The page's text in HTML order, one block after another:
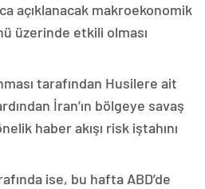
açıklanacak makroekonomik
üzerinde etkili olması
tarafından Husilere ait
İran’ın bölgeye savaş
haber akışı risk iştahını
ise, bu hafta ABD’de